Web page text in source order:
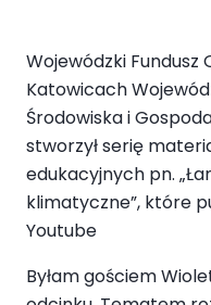
Wojewódzki Fundusz
Katowicach
Środowiska i
stworzył serię
edukacyjnych pn.
klimatyczne”, które
Youtube
Byłam gościem